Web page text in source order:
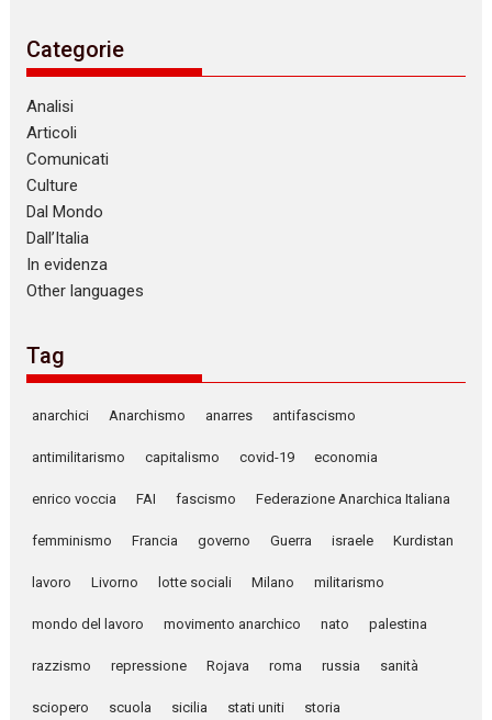
Categorie
Analisi
Articoli
Comunicati
Culture
Dal Mondo
Dall’Italia
In evidenza
Other languages
Tag
anarchici Anarchismo anarres antifascismo
antimilitarismo capitalismo covid-19 economia
enrico voccia FAI fascismo Federazione Anarchica Italiana
femminismo Francia governo Guerra israele Kurdistan
lavoro Livorno lotte sociali Milano militarismo
mondo del lavoro movimento anarchico nato palestina
razzismo repressione Rojava roma russia sanità
sciopero scuola sicilia stati uniti storia